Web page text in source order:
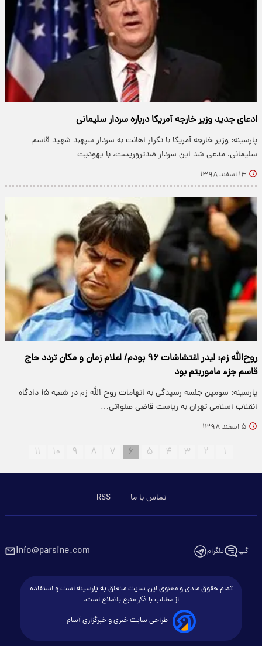
ادعای جدید وزیر خارجه آمریکا درباره سردار سلیمانی
پارسینه: وزیر خارجه آمریکا با تکرار اهانت به سردار سپهبد شهید قاسم
سلیمانی، مدعی شد این سردار ضدتروریست، با یهودیت…
۱۳ اسفند ۱۳۹۸
روح‌الله زم: لیدر اغتشاشات ۹۶ بودم/ اعلام زمان و مکان تردد حاج
قاسم جزء ماموریتم بود
پارسینه: سومین جلسه رسیدگی به اتهامات روح الله زم در شعبه ۱۵ دادگاه
انقلاب اسلامی تهران به ریاست قاضی صلواتی…
۵ اسفند ۱۳۹۸
۱ ۲ ۳ ۴ ۵ ۶ ۷ ۸ ۹ ۱۰ ۱۱
تماس با ما RSS
گپ تلگرام info@parsine.com
تمام حقوق مادی و معنوی این سایت متعلق به پارسینه است و استفاده
از مطالب با ذکر منبع بلامانع است.
طراحی سایت خبری و خبرگزاری آسام